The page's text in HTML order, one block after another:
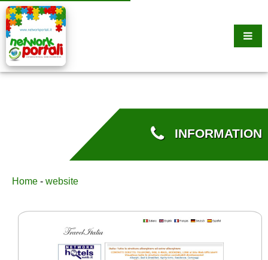
INFORMATION
Home - website